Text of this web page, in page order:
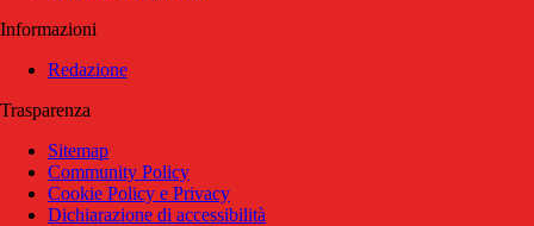
Informazioni
Redazione
Trasparenza
Sitemap
Community Policy
Cookie Policy e Privacy
Dichiarazione di accessibilità